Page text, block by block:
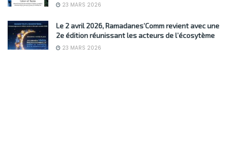
23 MARS 2026
Le 2 avril 2026, Ramadanes’Comm revient avec une
2e édition réunissant les acteurs de l’écosytème
23 MARS 2026